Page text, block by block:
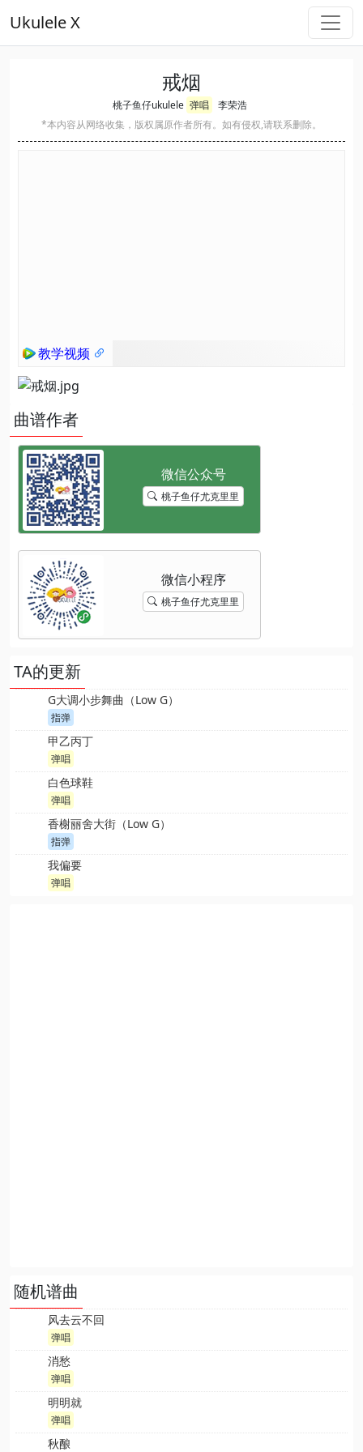
Ukulele X
戒烟
桃子鱼仔ukulele 弹唱
李荣浩
*本内容从网络收集，版权属原作者所有。如有侵权,请联系删除。
教学视频
曲谱作者
桃子鱼仔尤克里里
桃子鱼仔尤克里里
TA的更新
G大调小步舞曲（Low G）
指弹
甲乙丙丁
弹唱
白色球鞋
弹唱
香榭丽舍大街（Low G）
指弹
我偏要
弹唱
随机谱曲
风去云不回
弹唱
消愁
弹唱
明明就
弹唱
秋酿